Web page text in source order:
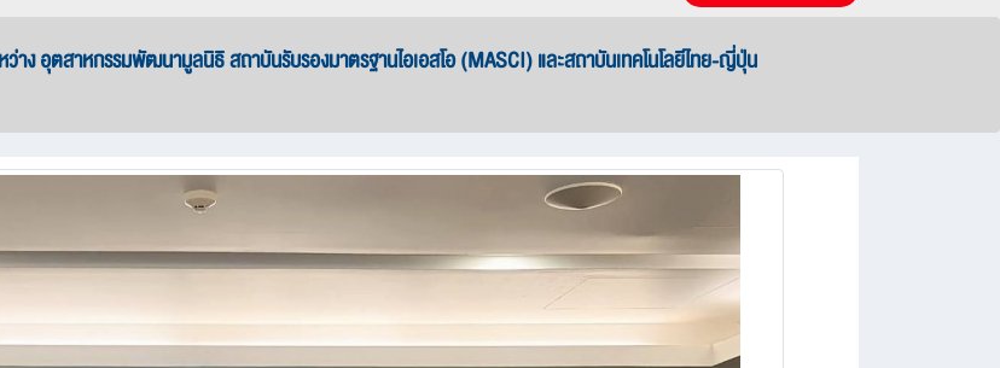
าง อุตสาหกรรมพัฒนามูลนิธิ สถาบันรับรองมาตรฐานไอเอสโอ (MASCI) และสถาบันเทคโนโลยีไทย-ญี่ปุ่น